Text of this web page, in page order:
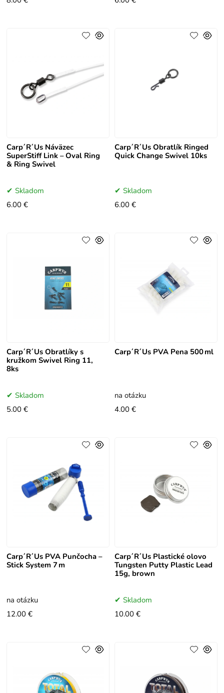
Carp´R´Us Náväzec
SuperStiff Link – Oval Ring
& Ring Swivel
Skladom
6.00 €
Carp´R´Us Obratlík Ringed
Quick Change Swivel 10ks
Skladom
6.00 €
Carp´R´Us Obratlíky s
kružkom Swivel Ring 11,
8ks
Skladom
5.00 €
Carp´R´Us PVA Pena 500 ml
na otázku
4.00 €
Carp´R´Us PVA Punčocha –
Stick System 7 m
na otázku
12.00 €
Carp´R´Us Plastické olovo
Tungsten Putty Plastic Lead
15g, brown
Skladom
10.00 €